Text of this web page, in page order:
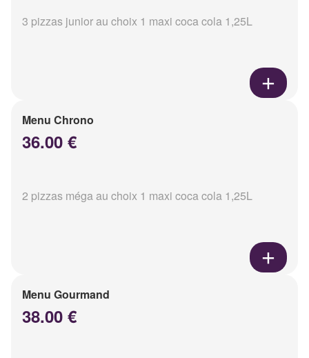
3 pizzas junior au choix 1 maxi coca cola 1,25L
Menu Chrono
36.00 €
2 pizzas méga au choix 1 maxi coca cola 1,25L
Menu Gourmand
38.00 €